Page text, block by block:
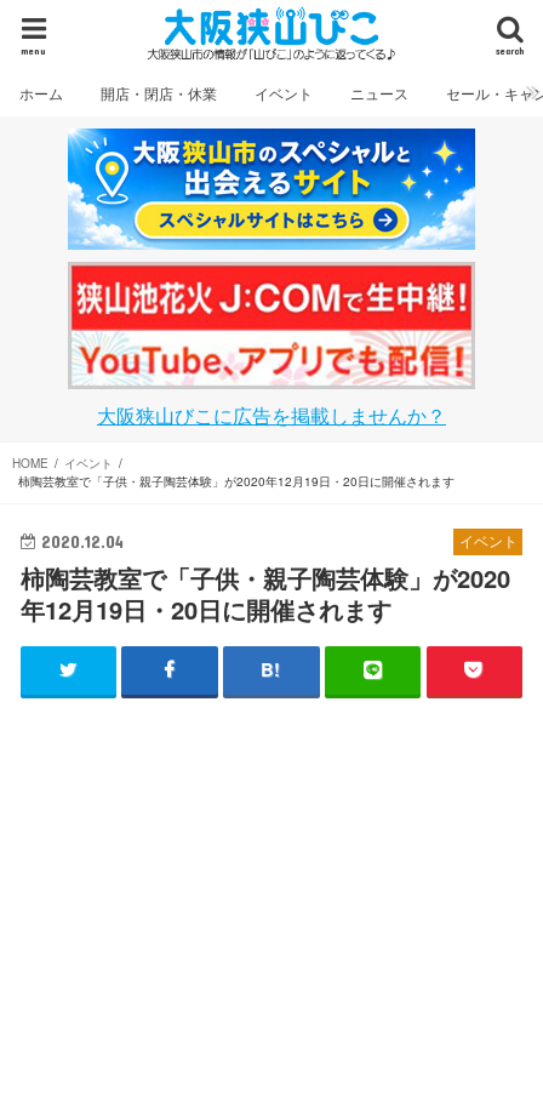
search
menu
ホーム 開店・閉店・休業 イベント ニュース セール・キャ
大阪狭山びこに広告を掲載しませんか？
HOME
イベント
柿陶芸教室で「子供・親子陶芸体験」が2020年12月19日・20日に開催されます
イベント
2020.12.04
柿陶芸教室で「子供・親子陶芸体験」が2020
年12月19日・20日に開催されます